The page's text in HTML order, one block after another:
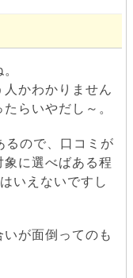
かわかりません
らいやだし～。
るので、口コミが
に選べばある程
いえないですし
が面倒ってのも